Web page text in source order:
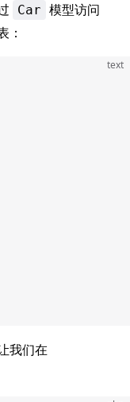
Car 模型访问
：
text
我们在